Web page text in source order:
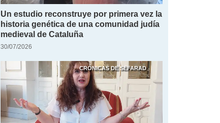
Un estudio reconstruye por primera vez la
historia genética de una comunidad judía
medieval de Cataluña
30/07/2026
CRÓNICAS DE SEFARAD